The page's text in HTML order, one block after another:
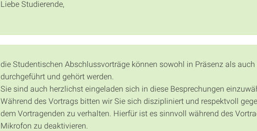
Liebe Studierende,
die Studentischen Abschlussvorträge können sowohl in Präsenz als
durchgeführt und gehört werden.
Sie sind auch herzlichst eingeladen sich in diese Besprechungen
Während des Vortrags bitten wir Sie sich diszipliniert und respektvoll
dem Vortragenden zu verhalten. Hierfür ist es sinnvoll während des
Mikrofon zu deaktivieren.